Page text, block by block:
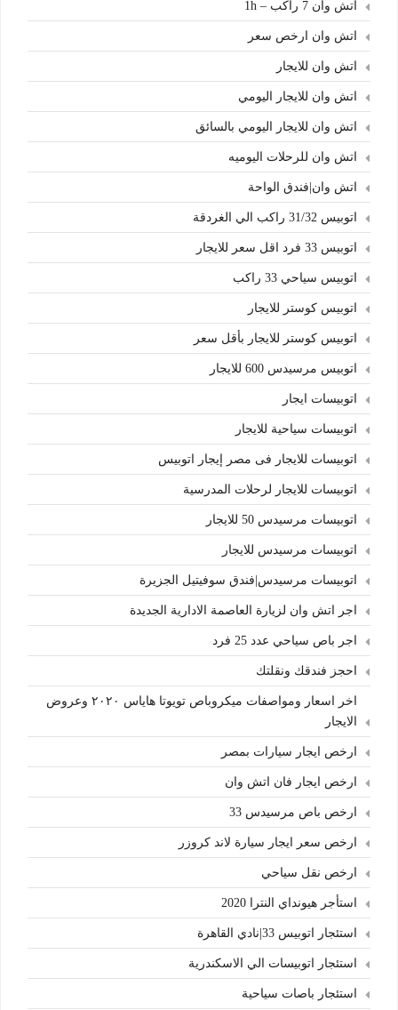
اتش وان 7 راكب – 1h
اتش وان ارخص سعر
اتش وان للايجار
اتش وان للايجار اليومي
اتش وان للايجار اليومي بالسائق
اتش وان للرحلات اليوميه
اتش وان|فندق الواحة
اتوبيس 31/32 راكب الي الغردقة
اتوبيس 33 فرد اقل سعر للايجار
اتوبيس سياحي 33 راكب
اتوبيس كوستر للايجار
اتوبيس كوستر للايجار بأقل سعر
اتوبيس مرسيدس 600 للايجار
اتوبيسات ايجار
اتوبيسات سياحية للايجار
اتوبيسات للايجار فى مصر إيجار اتوبيس
اتوبيسات للايجار لرحلات المدرسية
اتوبيسات مرسيدس 50 للايجار
اتوبيسات مرسيدس للايجار
اتوبيسات مرسيدس|فندق سوفيتيل الجزيرة
اجر اتش وان لزيارة العاصمة الادارية الجديدة
اجر باص سياحي عدد 25 فرد
احجز فندقك ونقلتك
اخر اسعار ومواصفات ميكروباص تويوتا هاياس ٢٠٢٠ وعروض
الايجار
ارخص ايجار سيارات بمصر
ارخص ايجار فان اتش وان
ارخص باص مرسيدس 33
ارخص سعر ايجار سيارة لاند كروزر
ارخص نقل سياحي
استأجر هيونداي النترا 2020
استئجار اتوبيس 33|نادي القاهرة
استئجار اتوبيسات الي الاسكندرية
استئجار باصات سياحية